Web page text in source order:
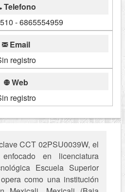
Telefono
- 6865554959
Email
registro
Web
registro
CCT 02PSU0039W, el
en licenciatura
Escuela Superior
como una institución